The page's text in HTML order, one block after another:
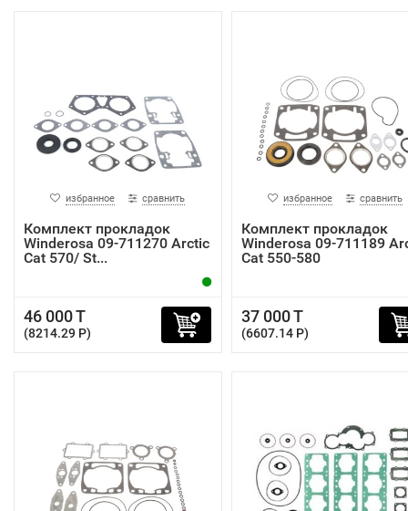
избранное сравнить
Комплект прокладок
Winderosa 09-711270 Arctic
Cat 570/ St...
46 000 T
(8214.29 P)
избранное сравнить
Комплект прокладок
Winderosa 09-711189
Cat 550-580
37 000 T
(6607.14 P)